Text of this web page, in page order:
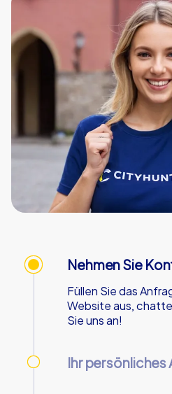
Nehmen Sie
Füllen Sie das
Website aus,
Sie uns an!
Ihr